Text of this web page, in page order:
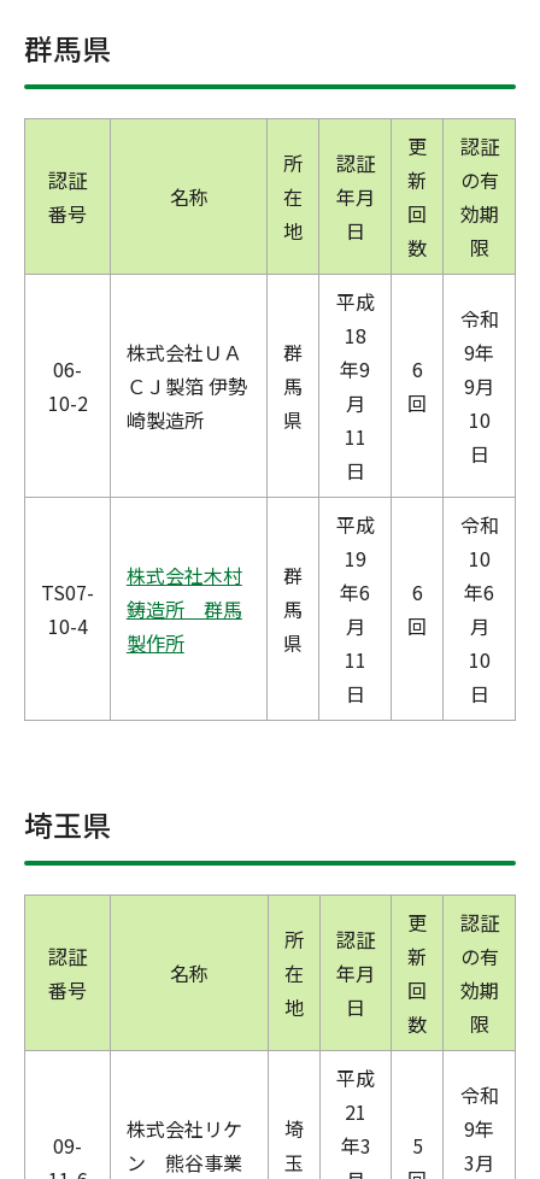
群馬県
認証
番号
名称
所
在
地
認証
年月
日
更
新
回
数
認証
の有
効期
限
06-
10-2
株式会社ＵＡ
ＣＪ製箔 伊勢
崎製造所
群
馬
県
平成
18
年9
月
11
日
6
回
令和
9年
9月
10
日
TS07-
10-4
株式会社木村
鋳造所 群馬
製作所
群
馬
県
平成
19
年6
月
11
日
6
回
令和
10
年6
月
10
日
埼玉県
認証
番号
名称
所
在
地
認証
年月
日
更
新
回
数
認証
の有
効期
限
09-
株式会社リケ
ン 熊谷事業
埼
玉
平成
21
年3
5
令和
9年
3月